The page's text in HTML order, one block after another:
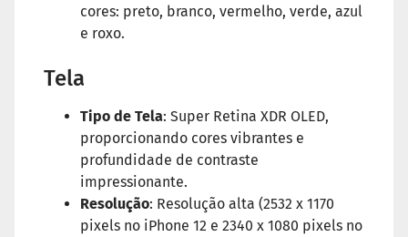
cores: preto, branco, vermelho, verde, azul
e roxo.
Tela
Tipo de Tela: Super Retina XDR OLED,
proporcionando cores vibrantes e
profundidade de contraste
impressionante.
Resolução: Resolução alta (2532 x 1170
pixels no iPhone 12 e 2340 x 1080 pixels no